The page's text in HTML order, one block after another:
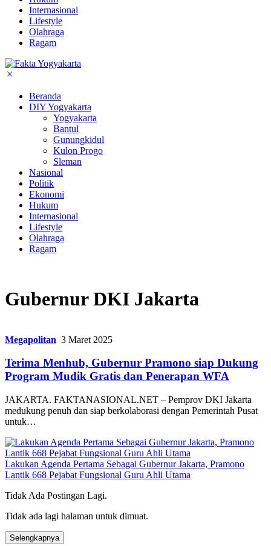
Internasional
Lifestyle
Olahraga
Ragam
Beranda
DIY Yogyakarta
Yogyakarta
Bantul
Gunungkidul
Kulon Progo
Sleman
Nasional
Politik
Ekonomi
Hukum
Internasional
Lifestyle
Olahraga
Ragam
Gubernur DKI Jakarta
Megapolitan 3 Maret 2025
Terima Menhub, Gubernur Pramono siap Dukung
Program Mudik Gratis dan Penerapan WFA
JAKARTA. FAKTANASIONAL.NET – Pemprov DKI Jakarta
medukung penuh dan siap berkolaborasi dengan Pemerintah Pusat
untuk…
Lakukan Agenda Pertama Sebagai Gubernur Jakarta, Pramono
Lantik 668 Pejabat Fungsional Guru Ahli Utama
Tidak Ada Postingan Lagi.
Tidak ada lagi halaman untuk dimuat.
Selengkapnya